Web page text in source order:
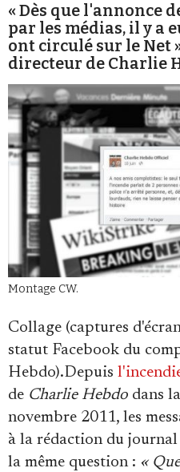
Faire un
Se
« Dès que l'annonce
par les médias, il y a
ont circulé sur le Net
directeur de Charlie
Montage CW.
Collage (captures
statut Facebook du
Hebdo).Depuis
de Charlie Hebdo dans
novembre 2011, les
à la rédaction du
la même question : «